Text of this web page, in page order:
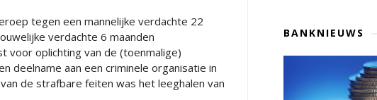
tegen een mannelijke verdachte 22
verdachte 6 maanden
voor oplichting van de (toenmalige)
deelname aan een criminele organisatie in
de strafbare feiten was het leeghalen van
BANKNIEUWS